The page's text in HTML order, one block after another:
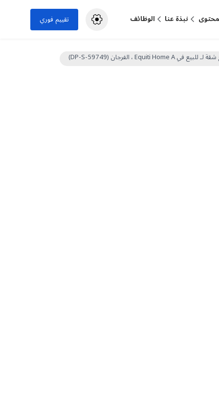
نبذة عنا الوظائف تقييم فوري